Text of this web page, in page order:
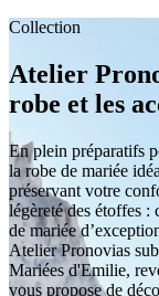
Collection
Atelier
robe et les
En plein préparatifs
la robe de mariée
préservant votre
légèreté des étoffes :
de mariée
Atelier Pronovias
Mariées d'Emilie,
vous propose de